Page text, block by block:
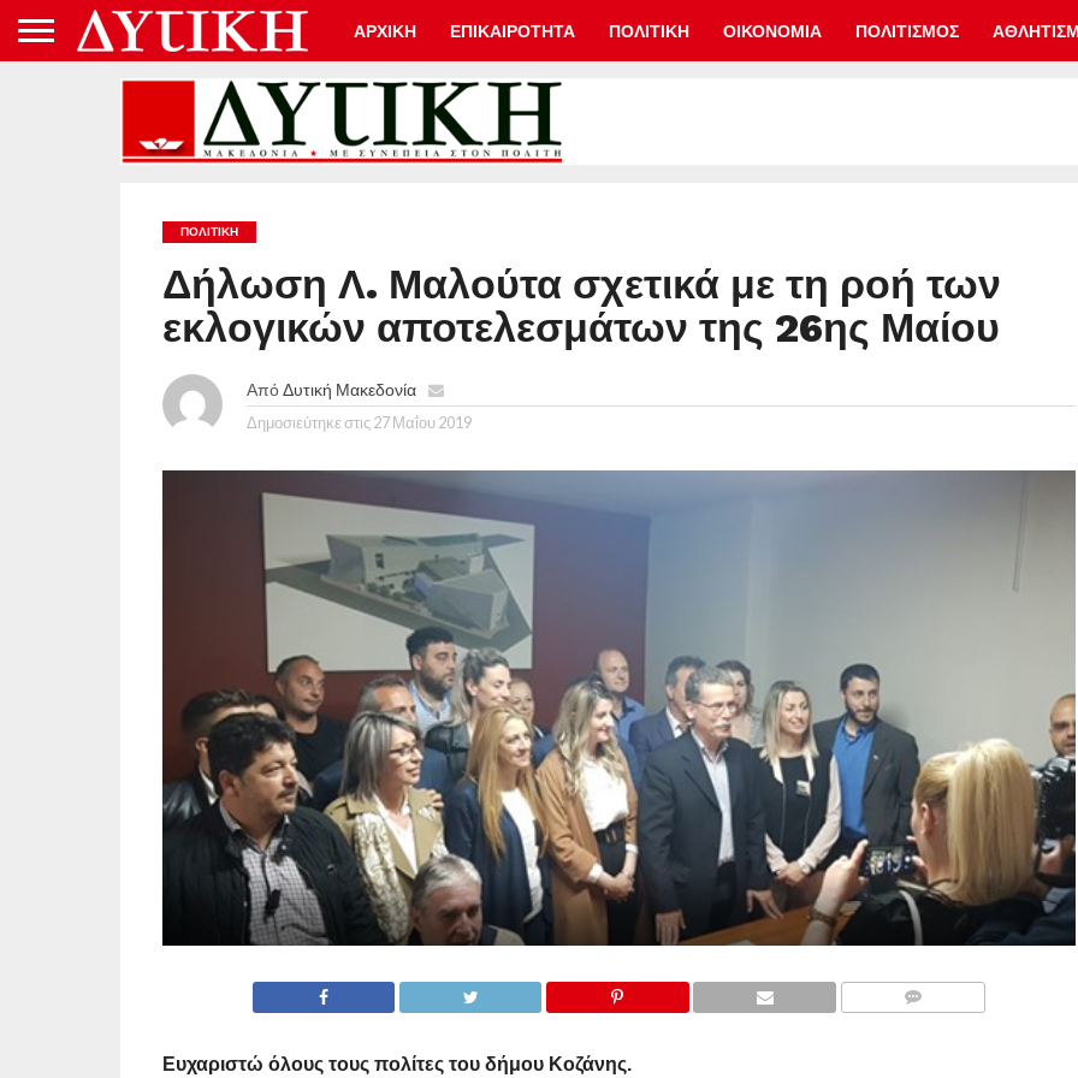
ΑΡΧΙΚΗ ΕΠΙΚΑΙΡΟΤΗΤΑ ΠΟΛΙΤΙΚΗ ΟΙΚΟΝΟΜΙΑ ΠΟΛΙΤΙΣΜΟΣ
ΠΟΛΙΤΙΚΉ
Δήλωση Λ. Μαλούτα σχετικά με τη ροή των
εκλογικών αποτελεσμάτων της 26ης Μαίου
ΑπόΔυτική Μακεδονία
Δημοσιεύτηκε στις 27 Μαΐου 2019
Ευχαριστώ όλους τους πολίτες του δήμου Κοζάνης.